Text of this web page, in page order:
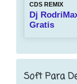
CDS REMIX
Dj
Gratis
Soft Para